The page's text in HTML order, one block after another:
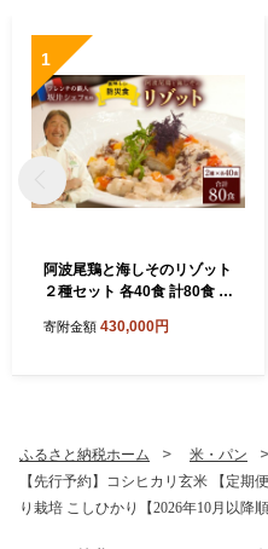
1
阿波尾鶏と海しそのリゾット
２種セット 各40食 計80食 ブ
仕立て 防災食
寄附金額 430,000円
ふるさと納税ホーム 米・パン
【先行予約】コシヒカリ玄米 【定期
り栽培 こしひかり【2026年10月以降順